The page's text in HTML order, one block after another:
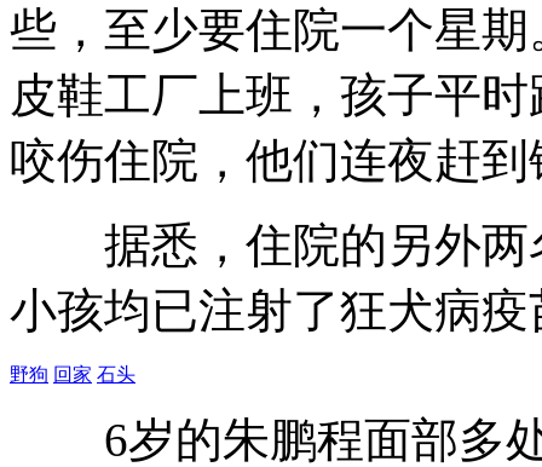
些，至少要住院一个星
皮鞋工厂上班，孩子平
咬伤住院，他们连夜赶
据悉，住院的另外两
小孩均已注射了狂犬病疫
野狗 回家 石头
6岁的朱鹏程面部多处